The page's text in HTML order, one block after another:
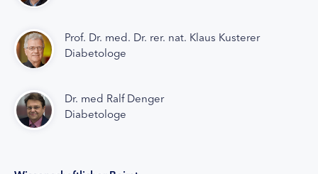
Prof. Dr. med. Dr. rer. nat. Klaus Kusterer
Diabetologe
Dr. med Ralf Denger
Diabetologe